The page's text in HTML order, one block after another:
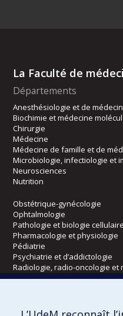
La Faculté de
Départements
Anesthésiologie et de
Biochimie et médecine
Chirurgie
Médecine
Médecine de famille et de
Microbiologie, infectiologie et
Neurosciences
Nutrition
Obstétrique-gynécologie
Ophtalmologie
Pathologie et biologie cellulaire
Pharmacologie et physiologie
Pédiatrie
Psychiatrie et d’addictologie
Radiologie, radio-oncologie et